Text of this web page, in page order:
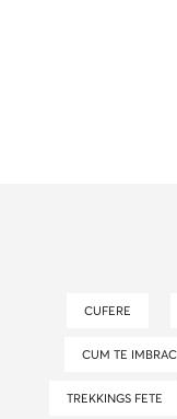
CUFERE
CUM TE
TREKKINGS FETE